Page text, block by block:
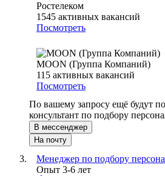
Ростелеком
1545 активных вакансий
Посмотреть
MOON (Группа Компаний)
115 активных вакансий
Посмотреть
По вашему запросу ещё будут
консультант по подбору
В мессенджер
На почту
Менеджер по подбору
Опыт 3-6 лет